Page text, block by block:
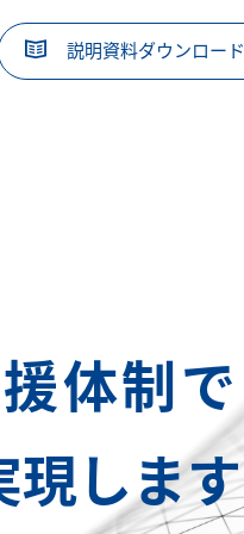
説明資料ダウンロード
体制で
現します